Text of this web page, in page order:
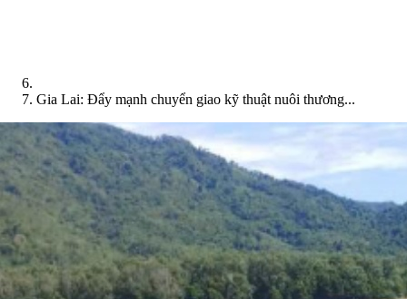
Gia Lai: Đẩy mạnh chuyển giao kỹ thuật nuôi thương...